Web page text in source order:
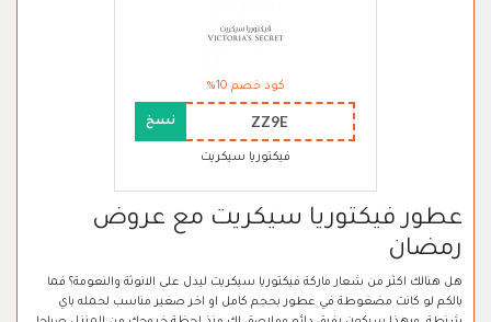
كود خصم 10%
ZZ9E نسخ
فيكتوريا سيكريت
عطور فيكتوريا سيكريت مع عروض
رمضان
هل هنالك اكثر من شعار ماركة فيكتوريا سيكريت ليدل على الانوثة والنعومة؟ فما
بالكم لو كانت مضغوطة في عطور بحجم كامل او اخر صغير مناسب لحمله باي